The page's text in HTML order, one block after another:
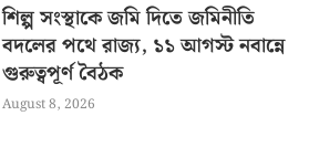
শিল্প সংস্থাকে জমি দিতে জমিনীতি
বদলের পথে রাজ্য, ১১ আগস্ট নবান্নে
গুরুত্বপূর্ণ বৈঠক
August 8, 2026